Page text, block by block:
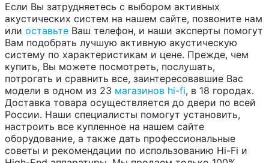
Если Вы затрудняетесь с выбором активных
акустических систем на нашем сайте, позвоните нам
или оставьте Ваш телефон, и наши эксперты помогут
Вам подобрать лучшую активную акустическую
систему по характеристикам и цене. Прежде, чем
купить, Вы можете посмотреть, послушать,
потрогать и сравнить все, заинтересовавшие Вас
модели в одном из 23 магазинов hi-fi, в 18 городах.
Доставка товара осуществляется до двери по всей
России. Наши специалисты помогут установить,
настроить все купленное на нашем сайте
оборудование, а также дать профессиональные
советы и рекомендации по использованию Hi-Fi и